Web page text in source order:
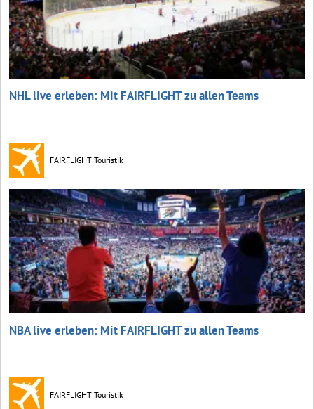
NHL live erleben: Mit FAIRFLIGHT zu allen Teams
FAIRFLIGHT Touristik
NBA live erleben: Mit FAIRFLIGHT zu allen Teams
FAIRFLIGHT Touristik